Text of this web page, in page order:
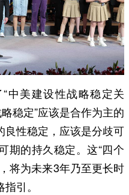
中美建设性战略稳定关
稳定”应该是合作为主的
性稳定，应该是分歧可
期的持久稳定。这“四个
将为未来3年乃至更长时
引。